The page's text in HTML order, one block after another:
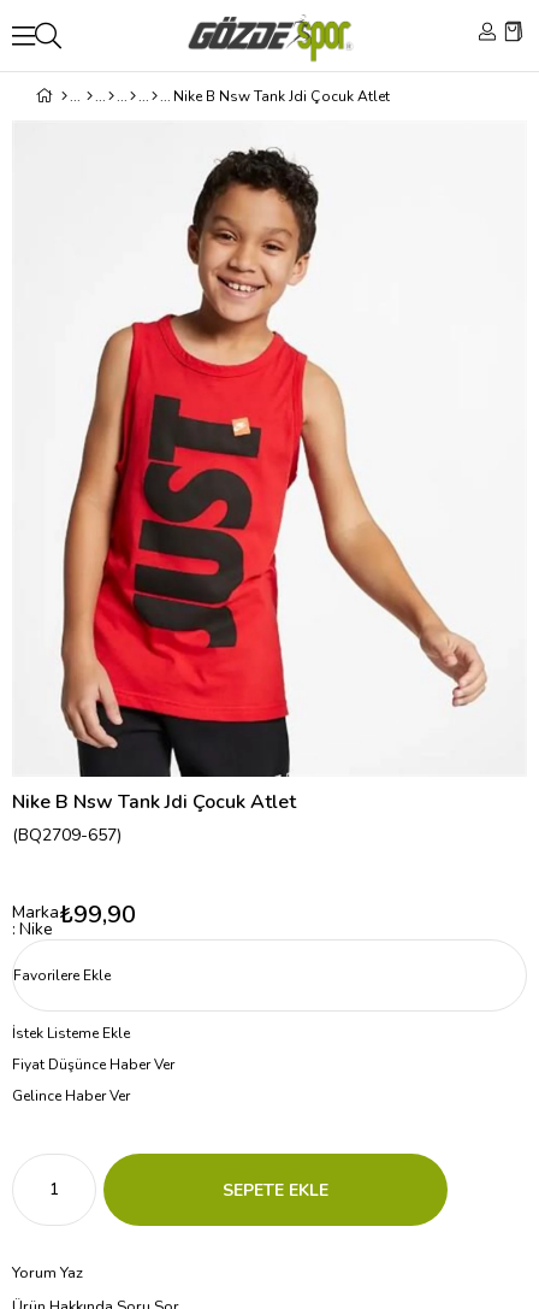
Nike B Nsw Tank Jdi Çocuk Atlet
Nike B Nsw Tank Jdi Çocuk Atlet
(BQ2709-657)
Marka
: Nike ₺99,90
Favorilere Ekle
İstek Listeme Ekle
Fiyat Düşünce Haber Ver
Gelince Haber Ver
Yorum Yaz